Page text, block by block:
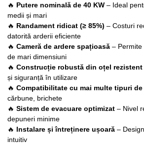
🔥 Putere nominală de 40 KW – Ideal
medii și mari
🔥 Randament ridicat (≥ 85%) – Costuri
datorită arderii eficiente
🔥 Cameră de ardere spațioasă – Permite
de mari dimensiuni
🔥 Construcție robustă din oțel rezistent
și siguranță în utilizare
🔥 Compatibilitate cu mai multe tipuri
cărbune, brichete
🔥 Sistem de evacuare optimizat – Nivel
depuneri minime
🔥 Instalare și întreținere ușoară –
intuitiv